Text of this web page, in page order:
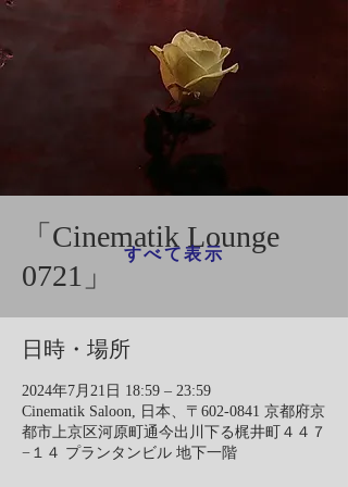
「Cinematik Lounge
0721」
日時・場所
2024年7月21日 18:59 – 23:59
Cinematik Saloon, 日本、〒602-0841 京都府京
都市上京区河原町通今出川下る梶井町４４７
−１４ プランタンビル 地下一階
すべて表示